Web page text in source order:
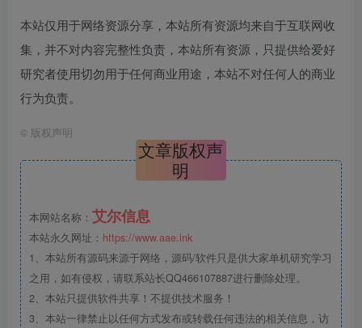
本站仅用于网络资源分享，本站所有资源均来自于互联网收
集，并不对内容完整性负责，本站所有资源，只提供给爱好
研究者使用切勿用于任何商业用途，本站不对任何人的商业
行为负责。
© 版权声明
文章版权声
明
本网站名称： 艾尔信息
本站永久网址： https://www.aae.ink
1、本站所有源码来源于网络，源码/软件只是供大家单机研究学习
之用，如有侵权，请联系站长QQ466107887进行删除处理。
2、本站只提供软件共享！不提供技术服务！
3、本站一律禁止以任何方式发布或转载任何违法的相关信息，访